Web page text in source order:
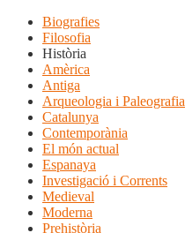
Biografies
Filosofia
Història
Amèrica
Antiga
Arqueologia i Paleografia
Catalunya
Contemporània
El món actual
Espanaya
Investigació i Corrents
Medieval
Moderna
Prehistòria